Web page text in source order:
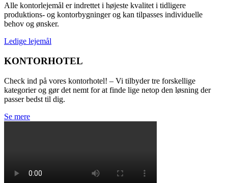
Alle kontorlejemål er indrettet i højeste kvalitet i tidligere
produktions- og kontorbygninger og kan tilpasses individuelle
behov og ønsker.
Ledige lejemål
KONTORHOTEL
Check ind på vores kontorhotel! – Vi tilbyder tre forskellige
kategorier og gør det nemt for at finde lige netop den løsning der
passer bedst til dig.
Se mere